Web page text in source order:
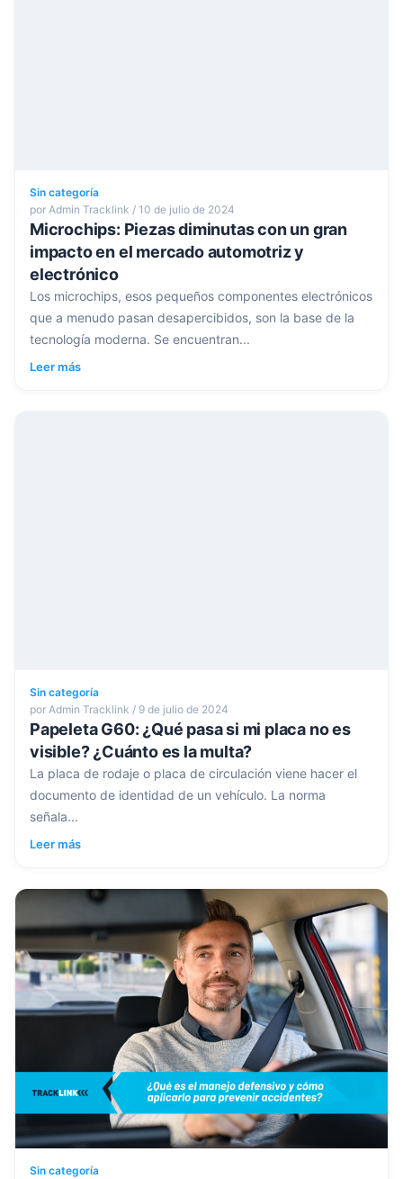
Sin categoría
por Admin Tracklink / 10 de julio de 2024
Microchips: Piezas diminutas con un gran
impacto en el mercado automotriz y
electrónico
Los microchips, esos pequeños componentes electrónicos
que a menudo pasan desapercibidos, son la base de la
tecnología moderna. Se encuentran...
Leer más
Sin categoría
por Admin Tracklink / 9 de julio de 2024
Papeleta G60: ¿Qué pasa si mi placa no es
visible? ¿Cuánto es la multa?
La placa de rodaje o placa de circulación viene hacer el
documento de identidad de un vehículo. La norma
señala...
Leer más
Sin categoría